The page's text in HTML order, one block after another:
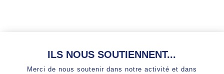
ILS NOUS SOUTIENNENT...
Merci de nous soutenir dans notre activité et dans